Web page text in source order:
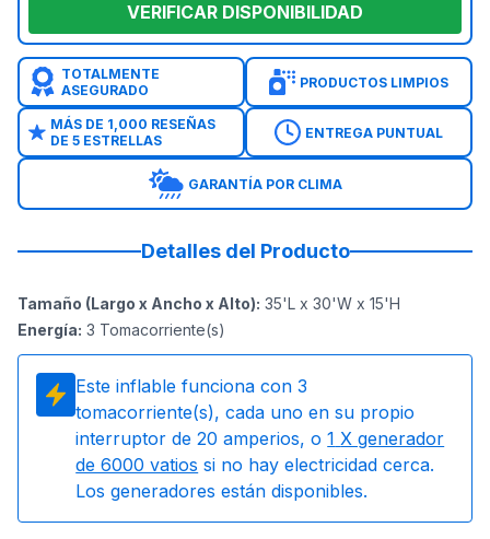
VERIFICAR DISPONIBILIDAD
TOTALMENTE
ASEGURADO
PRODUCTOS LIMPIOS
MÁS DE 1,000 RESEÑAS
DE 5 ESTRELLAS
ENTREGA PUNTUAL
GARANTÍA POR CLIMA
Detalles del Producto
Tamaño (Largo x Ancho x Alto): 35'L x 30'W x 15'H
Energía: 3 Tomacorriente(s)
Este inflable funciona con 3
tomacorriente(s), cada uno en su propio
interruptor de 20 amperios, o 1 X generador
de 6000 vatios si no hay electricidad cerca.
Los generadores están disponibles.